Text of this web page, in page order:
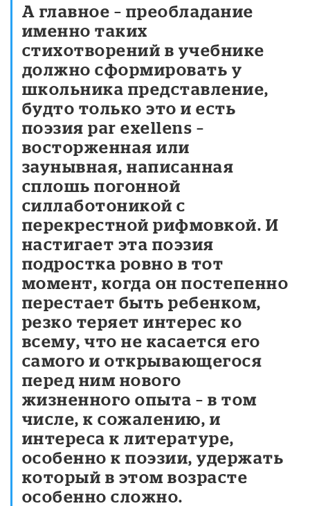
А главное – преобладание
именно таких
стихотворений в учебнике
должно сформировать у
школьника представление,
будто только это и есть
поэзия par exellens –
восторженная или
заунывная, написанная
сплошь погонной
силлаботоникой с
перекрестной рифмовкой. И
настигает эта поэзия
подростка ровно в тот
момент, когда он постепенно
перестает быть ребенком,
резко теряет интерес ко
всему, что не касается его
самого и открывающегося
перед ним нового
жизненного опыта – в том
числе, к сожалению, и
интереса к литературе,
особенно к поэзии, удержать
который в этом возрасте
особенно сложно.